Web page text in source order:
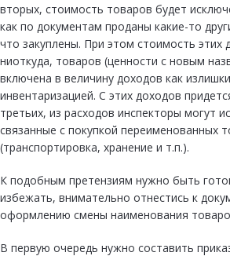
вторых, стоимость товаров будет
как по документам проданы какие-то
что закуплены. При этом стоимость этих
ниоткуда, товаров (ценности с новым
включена в величину доходов как
инвентаризацией. С этих доходов
третьих, из расходов инспекторы могут
связанные с покупкой переименованных
(транспортировка, хранение и т.п.).
К подобным претензиям нужно быть
избежать, внимательно отнестись к
оформлению смены наименования
В первую очередь нужно составить